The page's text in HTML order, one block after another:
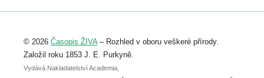
Registrovat se můžete do 6. září.
abstraktu přihlášené přednášky nebo
posteru je už 30. června.
© 2026 Časopis ŽIVA– Rozhled v oboru veškeré přírody.
Založil roku 1853 J. E. Purkyně.
Vydává Nakladatelství Academia,